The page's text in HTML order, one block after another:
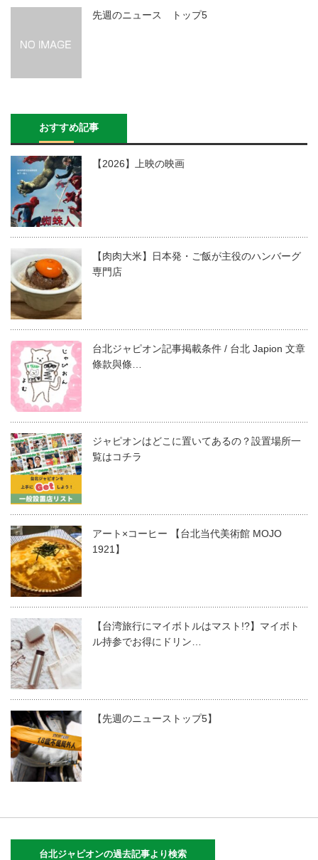
先週のニュース トップ5
おすすめ記事
【2026】上映の映画
【肉肉大米】日本発・ご飯が主役のハンバーグ
専門店
台北ジャピオン記事掲載条件 / 台北 Japion 文章
條款與條…
ジャピオンはどこに置いてあるの？設置場所一
覧はコチラ
アート×コーヒー 【台北当代美術館 MOJO
1921】
【台湾旅行にマイボトルはマスト!?】マイボト
ル持参でお得にドリン…
【先週のニューストップ5】
台北ジャピオンの過去記事より検索